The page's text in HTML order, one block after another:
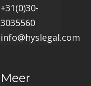
+31(0)30-
3035560
info@hyslegal.com
Meer